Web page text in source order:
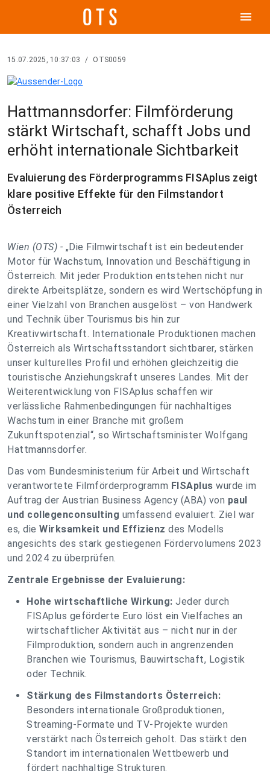
menu
15.07.2025, 10:37:03 / OTS0059
Hattmannsdorfer: Filmförderung
stärkt Wirtschaft, schafft Jobs und
erhöht internationale Sichtbarkeit
Evaluierung des Förderprogramms FISAplus zeigt
klare positive Effekte für den Filmstandort
Österreich
Wien (OTS) - „Die Filmwirtschaft ist ein bedeutender
Motor für Wachstum, Innovation und Beschäftigung in
Österreich. Mit jeder Produktion entstehen nicht nur
direkte Arbeitsplätze, sondern es wird Wertschöpfung in
einer Vielzahl von Branchen ausgelöst – von Handwerk
und Technik über Tourismus bis hin zur
Kreativwirtschaft. Internationale Produktionen machen
Österreich als Wirtschaftsstandort sichtbarer, stärken
unser kulturelles Profil und erhöhen gleichzeitig die
touristische Anziehungskraft unseres Landes. Mit der
Weiterentwicklung von FISAplus schaffen wir
verlässliche Rahmenbedingungen für nachhaltiges
Wachstum in einer Branche mit großem
Zukunftspotenzial“, so Wirtschaftsminister Wolfgang
Hattmannsdorfer.
Das vom Bundesministerium für Arbeit und Wirtschaft
verantwortete Filmförderprogramm FISAplus wurde im
Auftrag der Austrian Business Agency (ABA) von paul
und collegenconsulting umfassend evaluiert. Ziel war
es, die Wirksamkeit und Effizienz des Modells
angesichts des stark gestiegenen Fördervolumens 2023
und 2024 zu überprüfen.
Zentrale Ergebnisse der Evaluierung:
Hohe wirtschaftliche Wirkung: Jeder durch
FISAplus geförderte Euro löst ein Vielfaches an
wirtschaftlicher Aktivität aus – nicht nur in der
Filmproduktion, sondern auch in angrenzenden
Branchen wie Tourismus, Bauwirtschaft, Logistik
oder Technik.
Stärkung des Filmstandorts Österreich:
Besonders internationale Großproduktionen,
Streaming-Formate und TV-Projekte wurden
verstärkt nach Österreich geholt. Das stärkt den
Standort im internationalen Wettbewerb und
fördert nachhaltige Strukturen.